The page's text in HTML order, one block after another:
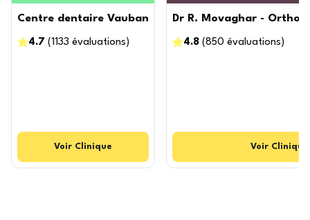
Centre dentaire Vauban
4.7 (1133 évaluations )
Voir Clinique
Dr R. Movaghar -
4.8 (850 évaluations )
Voir Clinique